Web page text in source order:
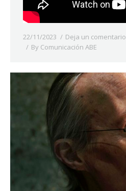
22/11/2023 Deja un comentario
By Comunicación ABE